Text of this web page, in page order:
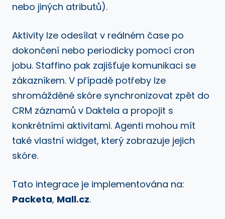
nebo jiných atributů).
Aktivity lze odesílat v reálném čase po
dokončení nebo periodicky pomocí cron
jobu. Staffino pak zajišťuje komunikaci se
zákazníkem. V případě potřeby lze
shromážděné skóre synchronizovat zpět do
CRM záznamů v Daktela a propojit s
konkrétními aktivitami. Agenti mohou mít
také vlastní widget, který zobrazuje jejich
skóre.
Tato integrace je implementována na:
Packeta, Mall.cz.